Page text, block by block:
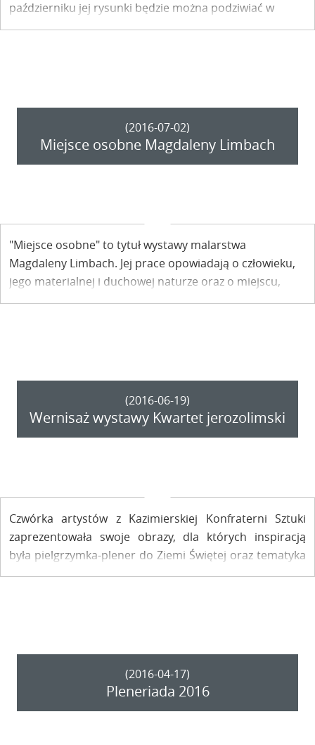
październiku jej rysunki będzie można podziwiać w
Kazimierskim Ośrodku Kultury Promocji i Turystyki.
(2016-07-02)
Miejsce osobne Magdaleny Limbach
"Miejsce osobne" to tytuł wystawy malarstwa
Magdaleny Limbach. Jej prace opowiadają o człowieku,
jego materialnej i duchowej naturze oraz o miejscu,
gdzie każdy z nas staje sam na sam ze swoim
(2016-06-19)
Wernisaż wystawy Kwartet jerozolimski
Czwórka artystów z Kazimierskiej Konfraterni Sztuki
zaprezentowała swoje obrazy, dla których inspiracją
była pielgrzymka-plener do Ziemi Świętej oraz tematyka
sakralna. Wystawę "Kwartet jerozolimski" otwartą w
(2016-04-17)
Pleneriada 2016